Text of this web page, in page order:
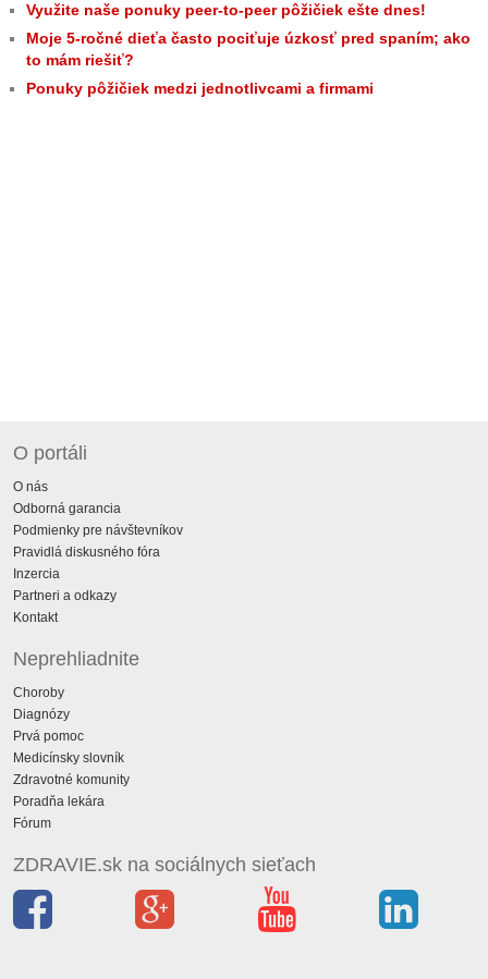
Využite naše ponuky peer-to-peer pôžičiek ešte dnes!
Moje 5-ročné dieťa často pociťuje úzkosť pred spaním; ako
to mám riešiť?
Ponuky pôžičiek medzi jednotlivcami a firmami
O portáli
O nás
Odborná garancia
Podmienky pre návštevníkov
Pravidlá diskusného fóra
Inzercia
Partneri a odkazy
Kontakt
Neprehliadnite
Choroby
Diagnózy
Prvá pomoc
Medicínsky slovník
Zdravotné komunity
Poradňa lekára
Fórum
ZDRAVIE.sk na sociálnych sieťach